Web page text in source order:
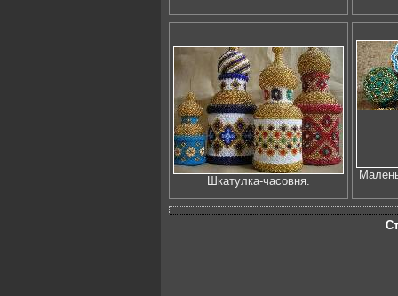
Шкатулка-часовня.